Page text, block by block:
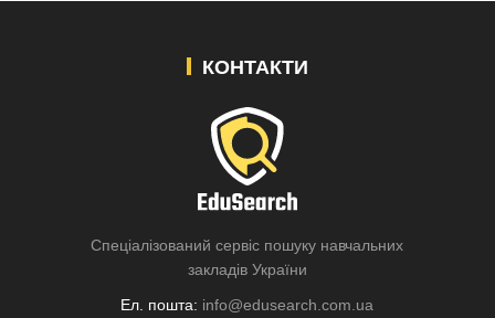
КОНТАКТИ
Спеціалізований сервіс пошуку навчальних
закладів України
Ел. пошта: info@edusearch.com.ua